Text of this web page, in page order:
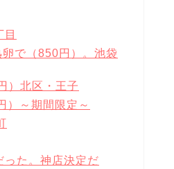
で（850円）。池袋
）北区・王子
）～期間限定～
った。神店決定だ